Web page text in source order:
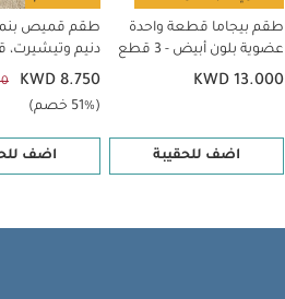
طقم بيجاما قطعة واحدة
عضوية بلون أبيض - 3 قطع
KWD 13.000
اضف للحقيبة
طقم قميص
دنيم
KWD 8.750
(51% خصم)
اضف